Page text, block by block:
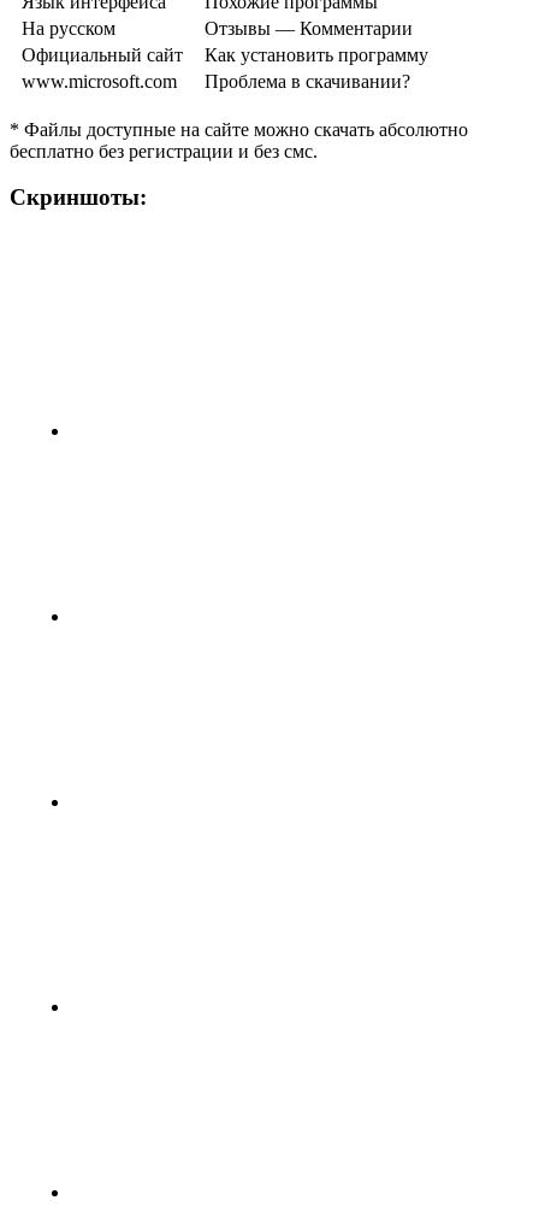
На русском
Отзывы — Комментарии
Официальный сайт
Как установить программу
www.microsoft.com
Проблема в скачивании?
* Файлы доступные на сайте можно скачать абсолютно
бесплатно без регистрации и без смс.
Скриншоты: